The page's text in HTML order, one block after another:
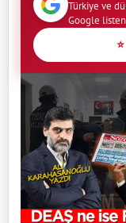
Türkiye ve
Google